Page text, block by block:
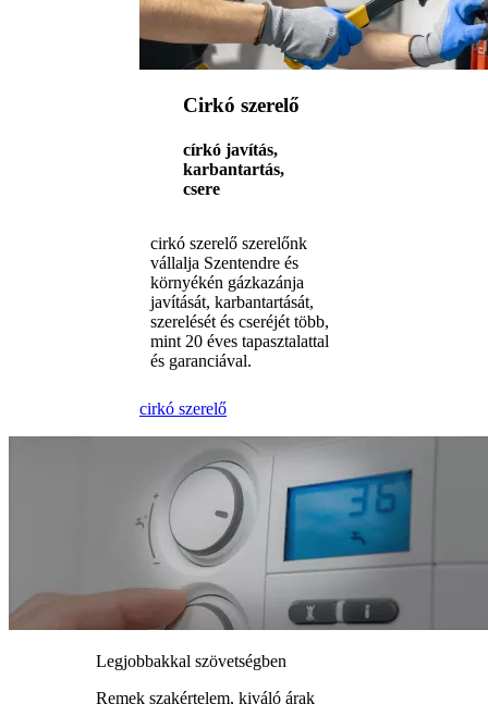
Cirkó szerelő
církó javítás,
karbantartás,
csere
cirkó szerelő szerelőnk
vállalja Szentendre és
környékén gázkazánja
javítását, karbantartását,
szerelését és cseréjét több,
mint 20 éves tapasztalattal
és garanciával.
cirkó szerelő
Legjobbakkal szövetségben
Remek szakértelem, kiváló árak